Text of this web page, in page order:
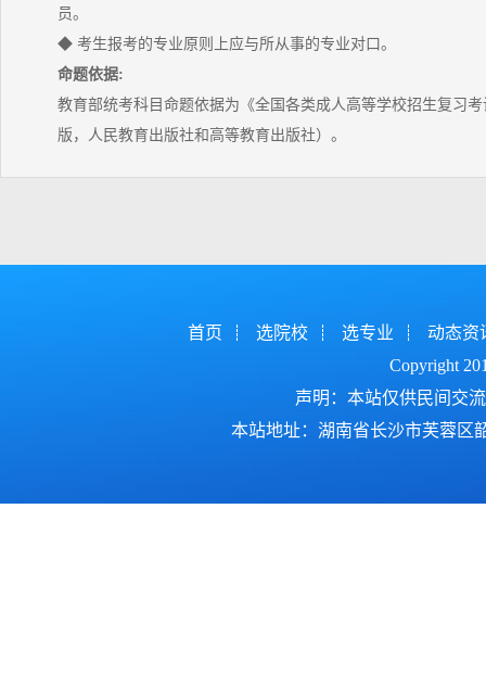
员。
◆ 考生报考的专业原则上应与所从事的专业对口。
命题依据:
教育部统考科目命题依据为《全国各类成人高等学校招生复习考
版，人民教育出版社和高等教育出版社）。
首页 选院校 选专业
动态资
Copyright
声明：本站仅供民间交
本站地址：湖南省长沙市芙蓉区